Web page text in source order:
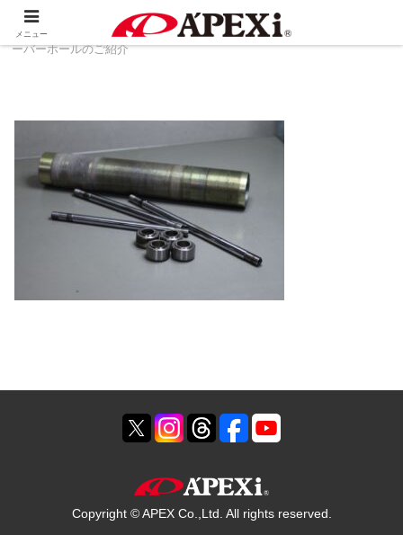
製品情報 足回り系
ーバーホールのご紹介
Copyright © APEX Co.,Ltd. All rights reserved.
メニュー